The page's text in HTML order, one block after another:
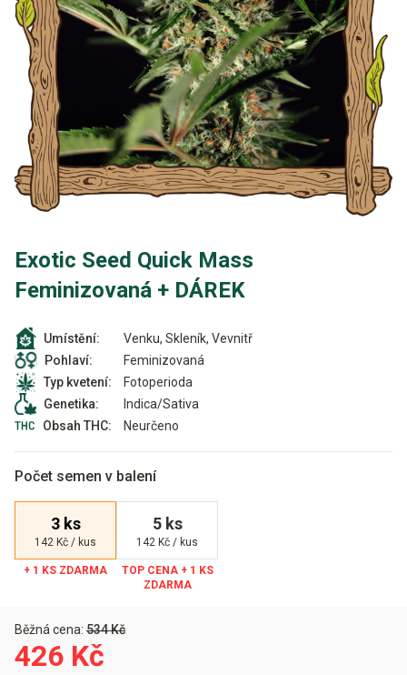
Exotic Seed Quick Mass
Feminizovaná + DÁREK
Umístění:
Venku, Skleník, Vevnitř
Pohlaví:
Feminizovaná
Typ kvetení:
Fotoperioda
Genetika:
Indica/Sativa
Obsah THC:
Neurčeno
Počet semen v balení
3 ks
142 Kč / kus
5 ks
142 Kč / kus
Běžná cena: 534 Kč
426 Kč